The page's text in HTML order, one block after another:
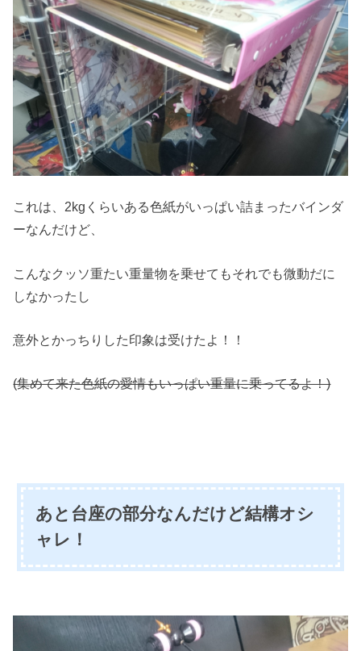
これは、2kgくらいある色紙がいっぱい詰まったバインダ
ーなんだけど、
こんなクッソ重たい重量物を乗せてもそれでも微動だに
しなかったし
意外とかっちりした印象は受けたよ！！
(集めて来た色紙の愛情もいっぱい重量に乗ってるよ！)
あと台座の部分なんだけど結構オシ
ャレ！